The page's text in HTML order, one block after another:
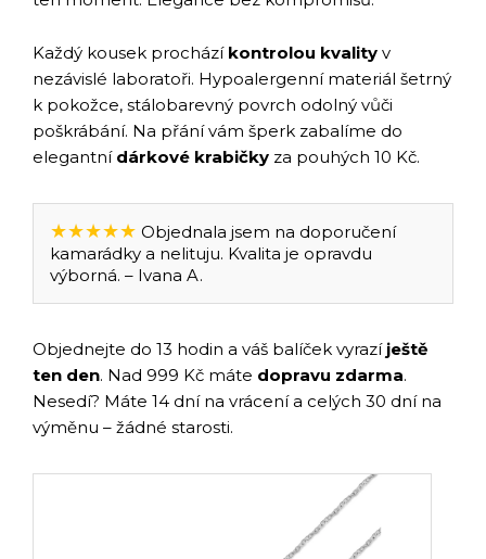
Každý kousek prochází kontrolou kvality v
nezávislé laboratoři. Hypoalergenní materiál šetrný
k pokožce, stálobarevný povrch odolný vůči
poškrábání. Na přání vám šperk zabalíme do
elegantní dárkové krabičky za pouhých 10 Kč.
★★★★★ Objednala jsem na doporučení
kamarádky a nelituju. Kvalita je opravdu
výborná. – Ivana A.
Objednejte do 13 hodin a váš balíček vyrazí ještě
ten den. Nad 999 Kč máte dopravu zdarma.
Nesedí? Máte 14 dní na vrácení a celých 30 dní na
výměnu – žádné starosti.